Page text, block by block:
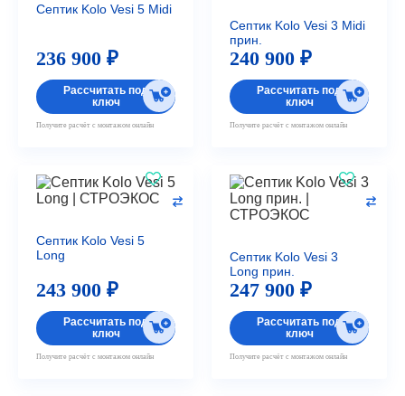
Септик Kolo Vesi 5 Midi
236 900 ₽
Рассчитать под
ключ
Получите расчёт с монтажом онлайн
Септик Kolo Vesi 3 Midi
прин.
240 900 ₽
Рассчитать под
ключ
Получите расчёт с монтажом онлайн
Септик Kolo Vesi 5
Long
243 900 ₽
Рассчитать под
ключ
Получите расчёт с монтажом онлайн
Септик Kolo Vesi 3
Long прин.
247 900 ₽
Рассчитать под
ключ
Получите расчёт с монтажом онлайн